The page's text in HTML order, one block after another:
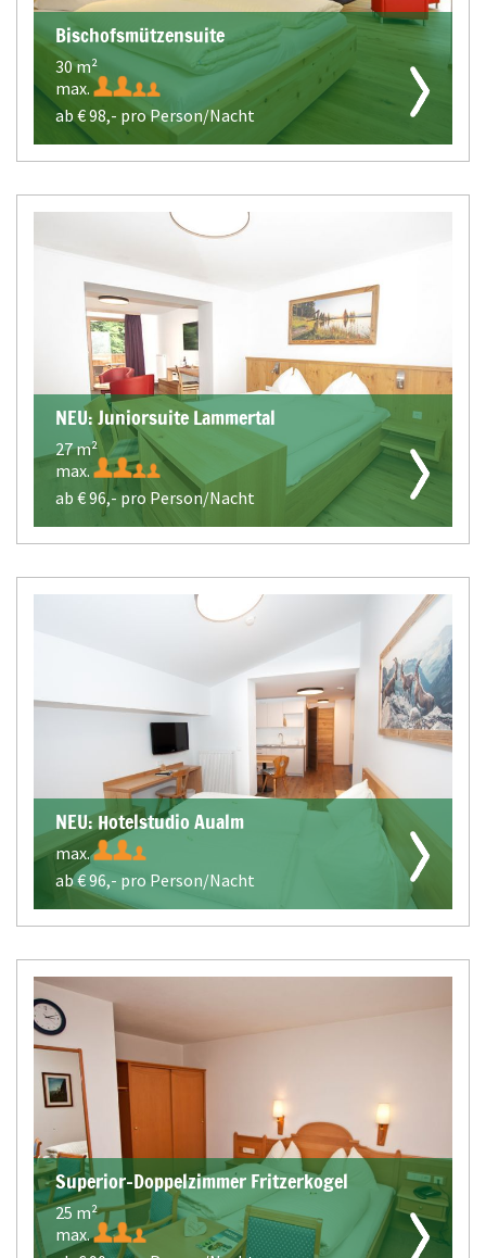
Bischofsmützensuite
30 m²
max.
ab €98,- pro Person/Nacht
NEU: Juniorsuite Lammertal
27 m²
max.
ab €96,-pro Person/Nacht
NEU: Hotelstudio Aualm
max.
ab €96,- pro Person/Nacht
Superior-Doppelzimmer Fritzerkogel
25 m²
max.